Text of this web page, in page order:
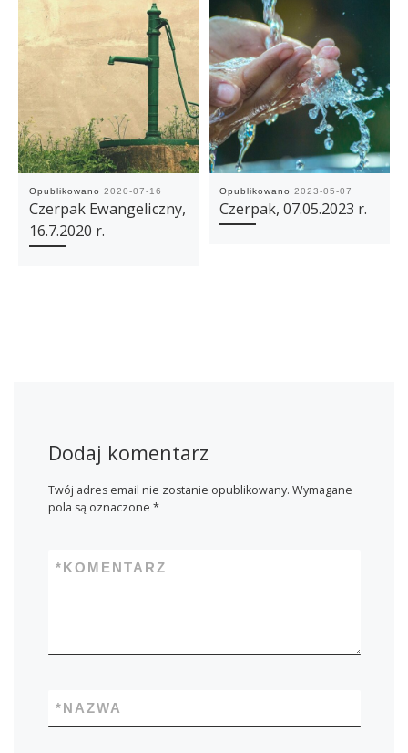
Opublikowano 2020-07-16
Czerpak Ewangeliczny,
16.7.2020 r.
Opublikowano 2023-05-07
Czerpak, 07.05.2023 r.
Dodaj komentarz
Twój adres email nie zostanie opublikowany. Wymagane
pola są oznaczone *
KOMENTARZ
*
NAZWA
*